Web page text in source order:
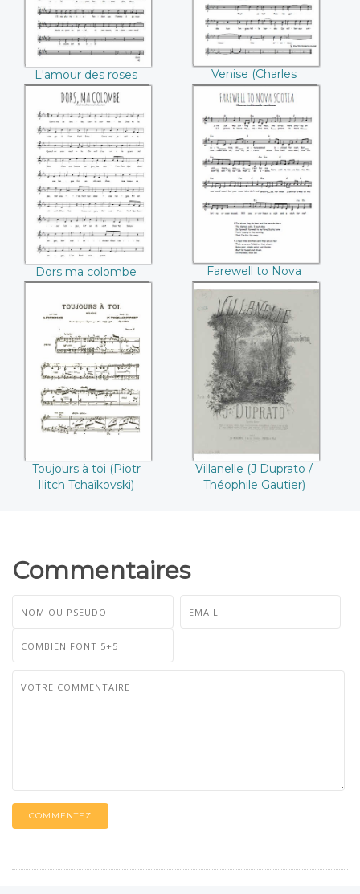
L'amour des roses
(César Franck)
Venise (Charles
Gounod / Alfred de
Musset)
Dors ma colombe
Dors ma colombe
Farewell to Nova
scotia
Farewell to Nova
scotia
Toujours à toi
(Piotr Ilitch
Tchaïkovski)
Toujours à toi (Piotr
Ilitch Tchaïkovski)
Villanelle (J
Duprato /
Théophile Gautier)
Villanelle (J Duprato /
Théophile Gautier)
Commentaires
COMMENTEZ